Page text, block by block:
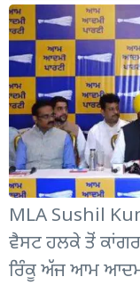
MLA Sushil
ਵੈਸਟ ਹਲਕੇ ਤੋਂ
ਰਿੰਕੂ ਅੱਜ ਆਮ